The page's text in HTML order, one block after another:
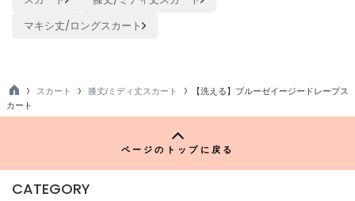
made of Organics
MIESROHE
ミースロエ
Mila Owen
ミラオーウェン
マキシ丈/ロングスカート
TO
P
スカート 膝丈/ミディ丈スカート
【洗える】ブルーゼイージードレープス
カート
ページのトップに戻る
CATEGORY